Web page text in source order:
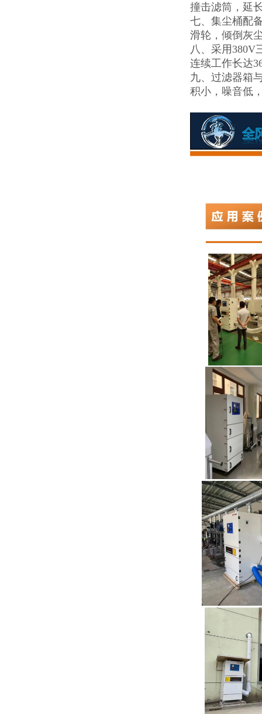
撞击滤筒，延
七、集尘桶配
滑轮，倾倒灰
八、采用380V
连续工作长达
九、过滤器箱
积小，噪音低